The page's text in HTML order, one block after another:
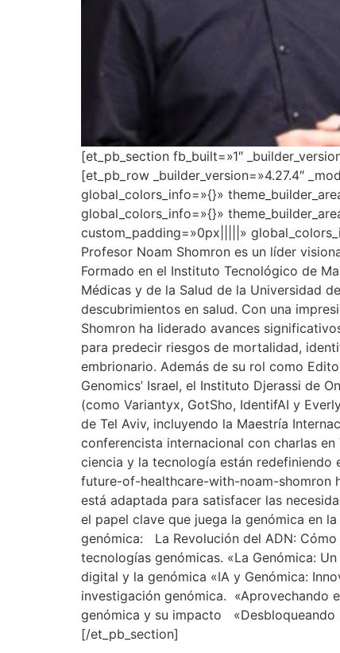
[et_pb_section fb_built=»1″
[et_pb_row _builder_version=»4.27.4″
global_colors_info=»{}»
global_colors_info=»{}»
custom_padding=»0px|||||»
Profesor Noam Shomron es un líder
Formado en el Instituto Tecnológico de
Médicas y de la Salud de la Universidad
descubrimientos en salud. Con una
Shomron ha liderado avances
para predecir riesgos de mortalidad,
embrionario. Además de su rol como
Genomics’ Israel, el Instituto Djerassi de
(como Variantyx, GotSho, IdentifAI y
de Tel Aviv, incluyendo la Maestría
conferencista internacional con charlas
ciencia y la tecnología están
future-of-healthcare-with-noam-shomron
está adaptada para satisfacer las
el papel clave que juega la genómica en
genómica: La Revolución del ADN:
tecnologías genómicas. «La Genómica:
digital y la genómica «IA y Genómica:
investigación genómica. «Aprovechando
genómica y su impacto «Desbloqueando
[/et_pb_section]